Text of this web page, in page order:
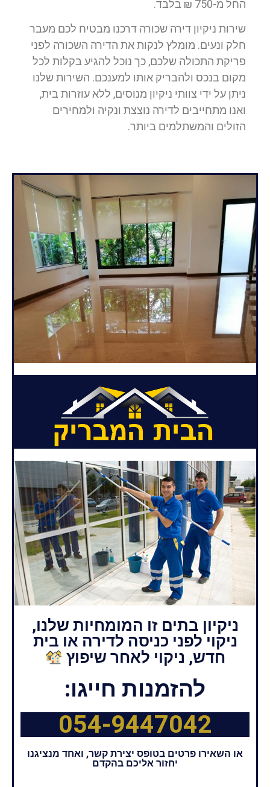
החל מ-750 ₪ בלבד.
שירות ניקיון דירה שכורה דרכנו מבטיח לכם מעבר
חלק ונעים. מומלץ לנקות את הדירה השכורה לפני
פריקת התכולה שלכם, כך נוכל להגיע בקלות לכל
מקום בנכס ולהבריק אותו למענכם. השירות שלנו
ניתן על ידי צוותי ניקיון מנוסים, ללא עוזרות בית,
ואנו מתחייבים לדירה נוצצת ונקיה ולמחירים
הזולים והמשתלמים ביותר.
ניקיון בתים זו המומחיות שלנו,
ניקוי לפני כניסה לדירה או בית
חדש, ניקוי לאחר שיפוץ
להזמנות חייגו:
054-9447042
או השאירו פרטים בטופס יצירת קשר, ואחד מנציגנו
יחזור אליכם בהקדם